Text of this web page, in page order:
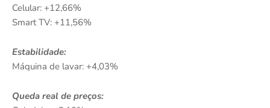
Celular: +12,66%
Smart TV: +11,56%
Estabilidade:
Máquina de lavar: +4,03%
Queda real de preços: